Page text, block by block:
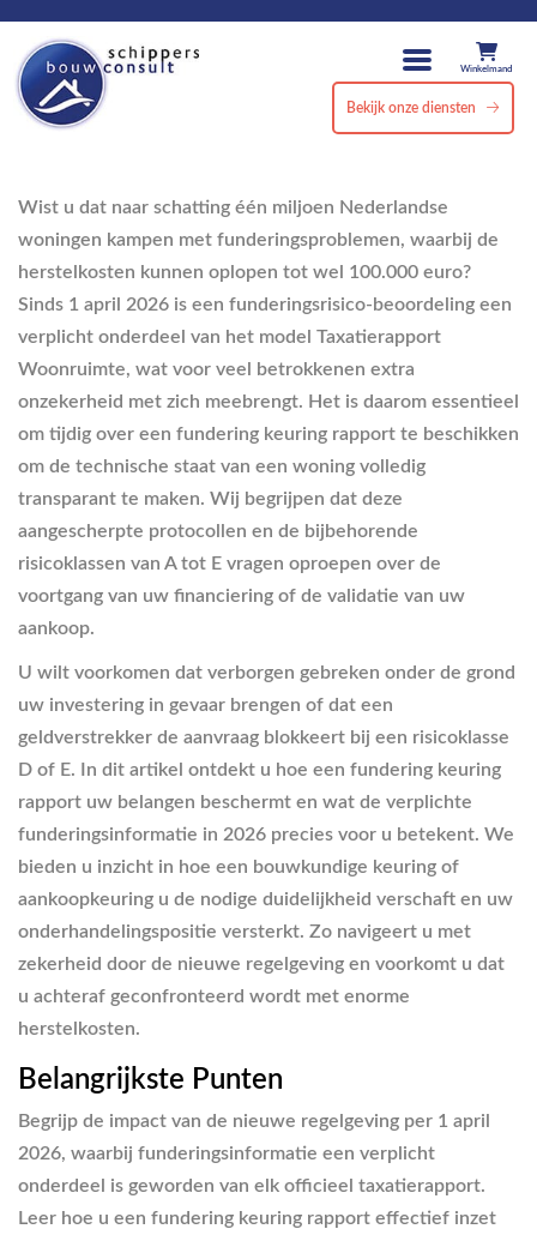
Winkelmand
Bekijk onze diensten
Wist u dat naar schatting één miljoen Nederlandse
woningen kampen met funderingsproblemen, waarbij de
herstelkosten kunnen oplopen tot wel 100.000 euro?
Sinds 1 april 2026 is een funderingsrisico-beoordeling een
verplicht onderdeel van het model Taxatierapport
Woonruimte, wat voor veel betrokkenen extra
onzekerheid met zich meebrengt. Het is daarom essentieel
om tijdig over een fundering keuring rapport te beschikken
om de technische staat van een woning volledig
transparant te maken. Wij begrijpen dat deze
aangescherpte protocollen en de bijbehorende
risicoklassen van A tot E vragen oproepen over de
voortgang van uw financiering of de validatie van uw
aankoop.
U wilt voorkomen dat verborgen gebreken onder de grond
uw investering in gevaar brengen of dat een
geldverstrekker de aanvraag blokkeert bij een risicoklasse
D of E. In dit artikel ontdekt u hoe een fundering keuring
rapport uw belangen beschermt en wat de verplichte
funderingsinformatie in 2026 precies voor u betekent. We
bieden u inzicht in hoe een bouwkundige keuring of
aankoopkeuring u de nodige duidelijkheid verschaft en uw
onderhandelingspositie versterkt. Zo navigeert u met
zekerheid door de nieuwe regelgeving en voorkomt u dat
u achteraf geconfronteerd wordt met enorme
herstelkosten.
Belangrijkste Punten
Begrijp de impact van de nieuwe regelgeving per 1 april
2026, waarbij funderingsinformatie een verplicht
onderdeel is geworden van elk officieel taxatierapport.
Leer hoe u een fundering keuring rapport effectief inzet